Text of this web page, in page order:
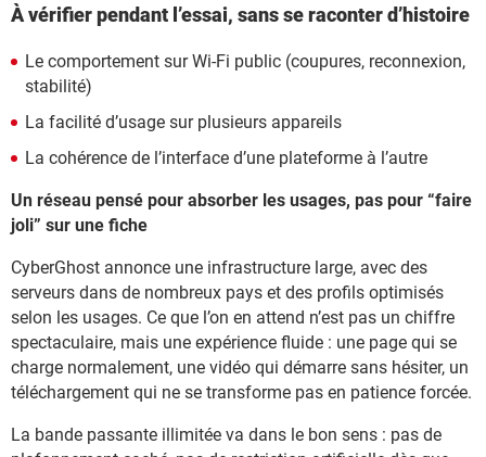
À vérifier pendant l’essai, sans se raconter d’histoire
Le comportement sur Wi-Fi public (coupures, reconnexion,
stabilité)
La facilité d’usage sur plusieurs appareils
La cohérence de l’interface d’une plateforme à l’autre
Un réseau pensé pour absorber les usages, pas pour “faire
joli” sur une fiche
CyberGhost annonce une infrastructure large, avec des
serveurs dans de nombreux pays et des profils optimisés
selon les usages. Ce que l’on en attend n’est pas un chiffre
spectaculaire, mais une expérience fluide : une page qui se
charge normalement, une vidéo qui démarre sans hésiter, un
téléchargement qui ne se transforme pas en patience forcée.
La bande passante illimitée va dans le bon sens : pas de